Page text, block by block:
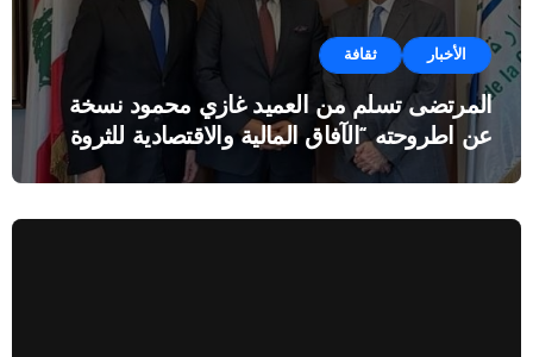
الأخبار ثقافة
المرتضى تسلم من العميد غازي محمود نسخة
عن اطروحته “الآفاق المالية والاقتصادية للثروة